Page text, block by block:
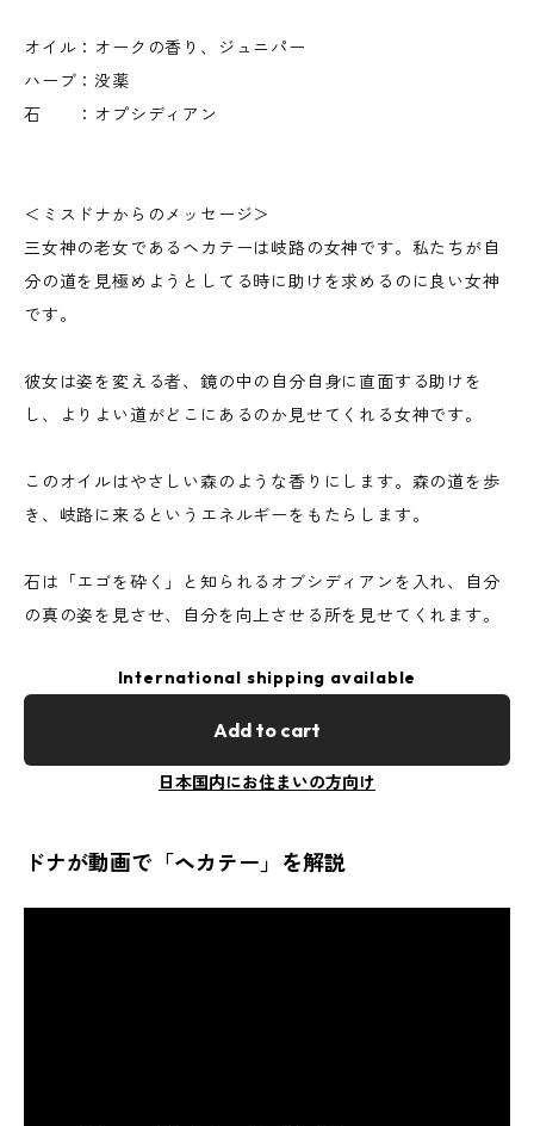
オイル：オークの香り、ジュニパー
ハーブ：没薬
石 ：オプシディアン
＜ミスドナからのメッセージ＞
三女神の老女であるヘカテーは岐路の女神です。私たちが自
分の道を見極めようとしてる時に助けを求めるのに良い女神
です。
彼女は姿を変える者、鏡の中の自分自身に直面する助けを
し、よりよい道がどこにあるのか見せてくれる女神です。
このオイルはやさしい森のような香りにします。森の道を歩
き、岐路に来るというエネルギーをもたらします。
石は「エゴを砕く」と知られるオブシディアンを入れ、自分
の真の姿を見させ、自分を向上させる所を見せてくれます。
International shipping available
Add to cart
日本国内にお住まいの方向け
ドナが動画で「ヘカテー」を解説